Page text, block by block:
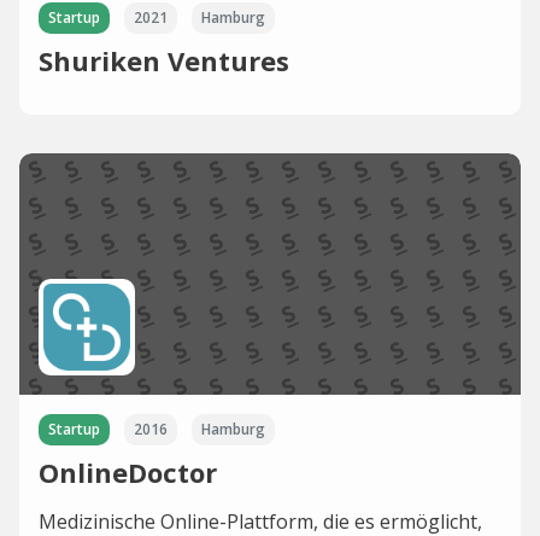
Startup 2021 Hamburg
Shuriken Ventures
Startup 2016 Hamburg
OnlineDoctor
Medizinische Online-Plattform, die es ermöglicht,